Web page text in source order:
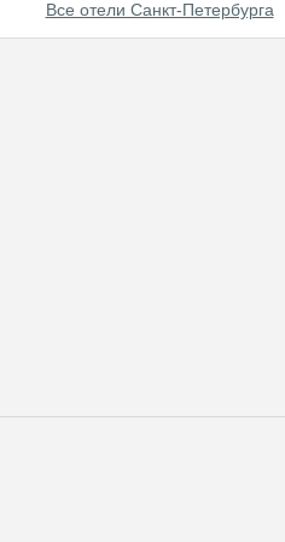
Все отели Санкт-Петербурга